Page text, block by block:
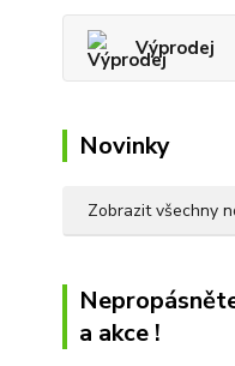
Výprodej
Novinky
Zobrazit všechny
a akce !